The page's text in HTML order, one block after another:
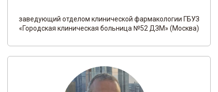
заведующий отделом клинической фармакологии ГБУЗ
«Городская клиническая больница №52 ДЗМ» (Москва)